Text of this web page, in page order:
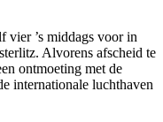
vier ’s middags voor in
Alvorens afscheid te
ontmoeting met de
internationale luchthaven